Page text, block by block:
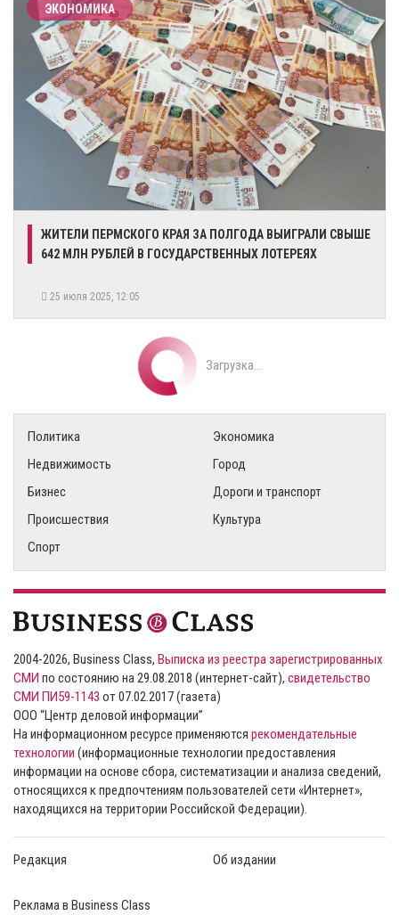
ЭКОНОМИКА
ЖИТЕЛИ ПЕРМСКОГО КРАЯ ЗА ПОЛГОДА ВЫИГРАЛИ СВЫШЕ
642 МЛН РУБЛЕЙ В ГОСУДАРСТВЕННЫХ ЛОТЕРЕЯХ
25 июля 2025, 12:05
Загрузка...
Политика
Экономика
Недвижимость
Город
Бизнес
Дороги и транспорт
Происшествия
Культура
Спорт
2004-2026, Business Class, Выписка из реестра зарегистрированных
СМИ по состоянию на 29.08.2018 (интернет-сайт), свидетельство
СМИ ПИ59-1143 от 07.02.2017 (газета)
ООО “Центр деловой информации”
На информационном ресурсе применяются рекомендательные
технологии (информационные технологии предоставления
информации на основе сбора, систематизации и анализа сведений,
относящихся к предпочтениям пользователей сети «Интернет»,
находящихся на территории Российской Федерации).
Редакция Об издании
Реклама в Business Class